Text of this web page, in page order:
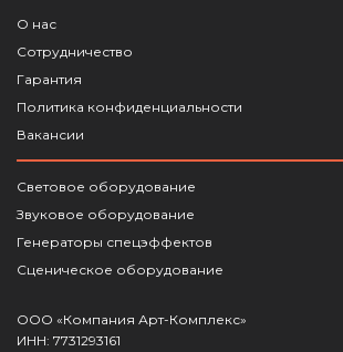
О нас
Сотрудничество
Гарантия
Политика конфиденциальности
Вакансии
Световое оборудование
Звуковое оборудование
Генераторы спецэффектов
Сценическое оборудование
ООО «Компания Арт-Комплекс»
ИНН: 7731293161